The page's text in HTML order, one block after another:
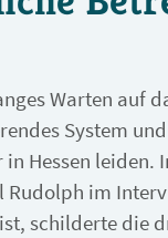
Warten auf
System
Hessen leiden.
Rudolph im
schilderte die